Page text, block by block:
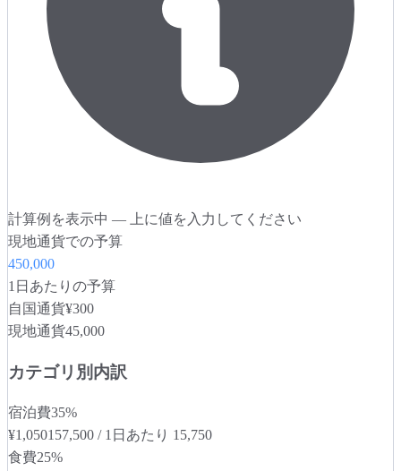
計算例を表示中 — 上に値を入力してください
現地通貨での予算
450,000
1日あたりの予算
自国通貨¥300
現地通貨45,000
カテゴリ別内訳
宿泊費35%
¥1,050157,500 / 1日あたり 15,750
食費25%